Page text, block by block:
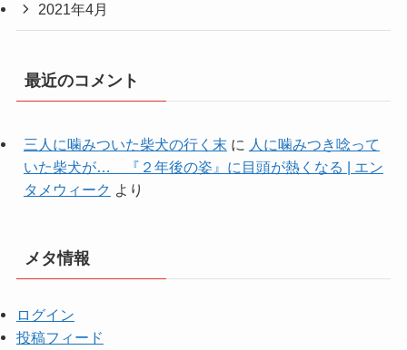
2021年4月
最近のコメント
三人に噛みついた柴犬の行く末 に 人に噛みつき唸って
いた柴犬が… 『２年後の姿』に目頭が熱くなる | エン
タメウィーク より
メタ情報
ログイン
投稿フィード